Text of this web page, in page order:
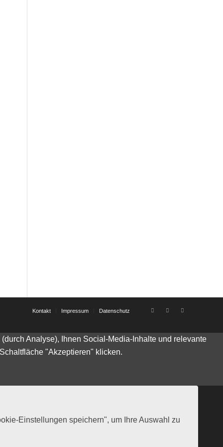
Kontakt Impressum Datenschutz
Analyse), Ihnen Social-Media-Inhalte und relevante
"Akzeptieren" klicken.
Einstellungen speichern", um Ihre Auswahl zu